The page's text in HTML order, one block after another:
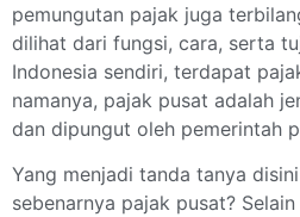
pemungutan pajak juga
dilihat dari fungsi, cara, serta
Indonesia sendiri, terdapat
namanya, pajak pusat adalah
dan dipungut oleh pemerintah
Yang menjadi tanda tanya
sebenarnya pajak pusat?